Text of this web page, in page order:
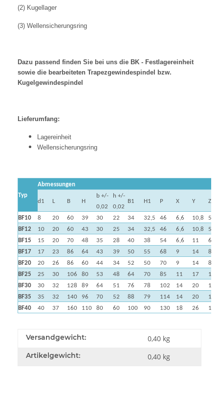
(2) Kugellager
(3) Wellensicherungsring
Dazu passend finden Sie bei uns die BK - Festlagereinheit
sowie die bearbeiteten Trapezgewindespindel bzw.
Kugelgewindespindel
Lieferumfang:
Lagereinheit
Wellensicherungsring
Typ
Abmessungen
d1 L B H
b +/-
0,02
h +/-
0,02
B1 H1 P X Y Z
BF10 8 20 60 39 30 22 34 32,5 46 6,6 10,8
5
BF12
10 20 60 43 30 25 34 32,5 46 6,6 10,8
5,5
BF15
15 20 70 48 35 28 40 38 54 6,6 11
6,5
BF17
17 23 86 64 43 39 50 55 68 9 14
8,5
BF20
20 26 86 60 44 34 52 50 70 9 14
8,5
BF25
25 30 106 80 53 48 64 70 85 11 17
11
BF30
30 32 128 89 64 51 76 78 102 14 20
13
BF35
35 32 140 96 70 52 88 79 114 14 20
13
BF40
40 37 160 110 80 60 100 90 130 18 26
Versandgewicht: 0,40 kg
Artikelgewicht: 0,40 kg